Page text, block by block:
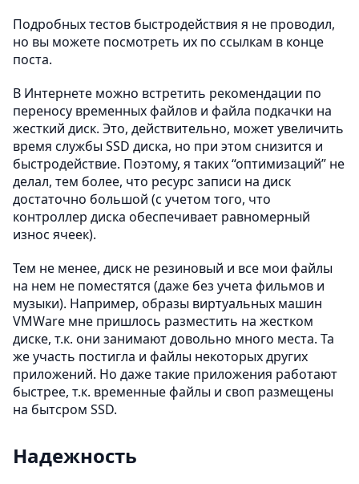
Подробных тестов быстродействия я не проводил,
но вы можете посмотреть их по ссылкам в конце
поста.
В Интернете можно встретить рекомендации по
переносу временных файлов и файла подкачки на
жесткий диск. Это, действительно, может увеличить
время службы SSD диска, но при этом снизится и
быстродействие. Поэтому, я таких “оптимизаций” не
делал, тем более, что ресурс записи на диск
достаточно большой (с учетом того, что
контроллер диска обеспечивает равномерный
износ ячеек).
Тем не менее, диск не резиновый и все мои файлы
на нем не поместятся (даже без учета фильмов и
музыки). Например, образы виртуальных машин
VMWare мне пришлось разместить на жестком
диске, т.к. они занимают довольно много места. Та
же участь постигла и файлы некоторых других
приложений. Но даже такие приложения работают
быстрее, т.к. временные файлы и своп размещены
на бытсром SSD.
Надежность